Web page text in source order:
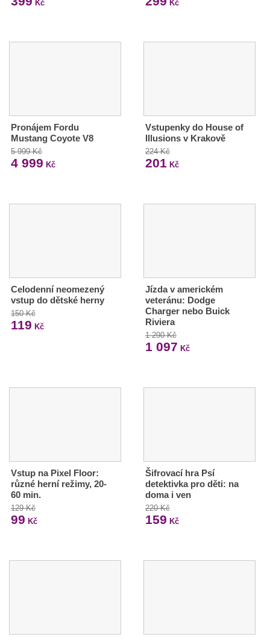
Kč Kč
Pronájem Fordu
Mustang Coyote V8
5 999 Kč
4 999 Kč
Vstupenky do House of
Illusions v Krakově
224 Kč
201 Kč
Celodenní neomezený
vstup do dětské herny
150 Kč
119 Kč
Jízda v americkém
veteránu: Dodge
Charger nebo Buick
Riviera
1 290 Kč
1 097 Kč
Vstup na Pixel Floor:
různé herní režimy, 20-
60 min.
129 Kč
99 Kč
Šifrovací hra Psí
detektivka pro děti: na
doma i ven
220 Kč
159 Kč